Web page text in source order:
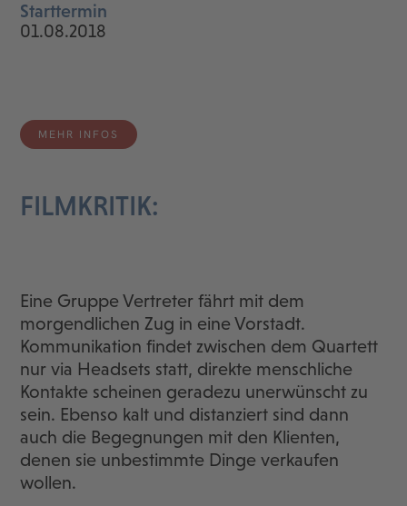
Starttermin
01.08.2018
MEHR INFOS
FILMKRITIK:
Eine Gruppe Vertreter fährt mit dem
morgendlichen Zug in eine Vorstadt.
Kommunikation findet zwischen dem Quartett
nur via Headsets statt, direkte menschliche
Kontakte scheinen geradezu unerwünscht zu
sein. Ebenso kalt und distanziert sind dann
auch die Begegnungen mit den Klienten,
denen sie unbestimmte Dinge verkaufen
wollen.